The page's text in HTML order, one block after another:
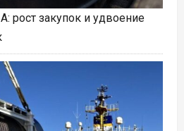
рост закупок и удвоение